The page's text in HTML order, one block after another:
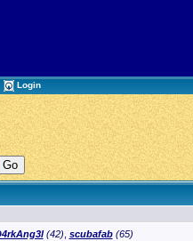
Login
(42), scubafab(65)